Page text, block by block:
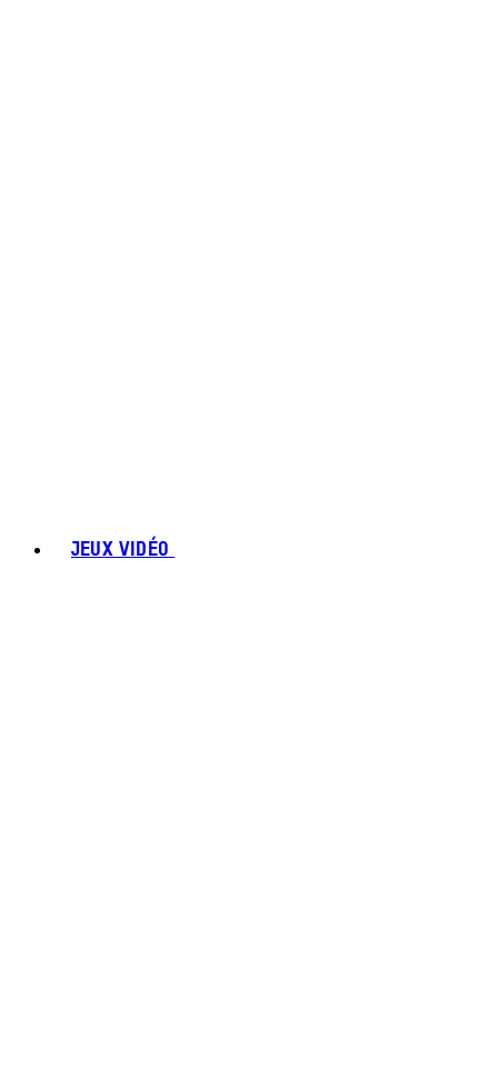
JEUX VIDÉO